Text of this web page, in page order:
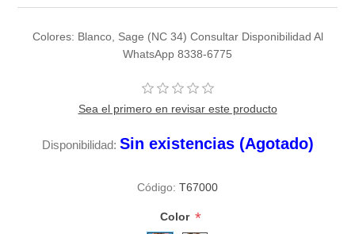
Colores: Blanco, Sage (NC 34) Consultar Disponibilidad Al
WhatsApp 8338-6775
Sea el primero en revisar este producto
Disponibilidad: Sin existencias (Agotado)
Código: T67000
Color *